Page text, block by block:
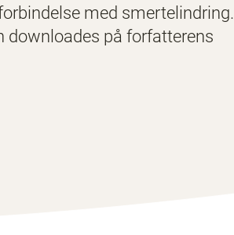
med smertelindring.
downloades på forfatterens